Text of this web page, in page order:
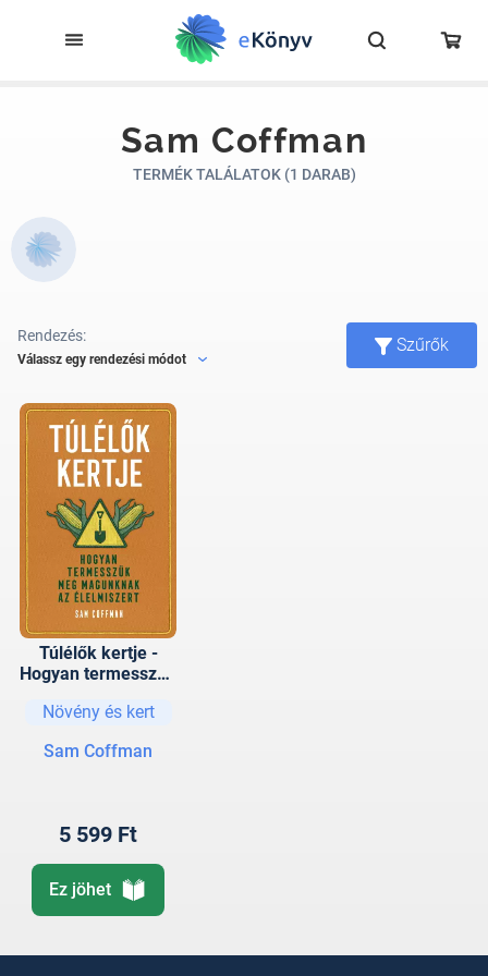
Sam Coffman
TERMÉK TALÁLATOK (1 DARAB)
Rendezés:
Válassz egy rendezési módot
Szűrők
Túlélők kertje -
Hogyan termesszük
élelmiszert
Növény és kert
Sam Coffman
5 599 Ft
Ez jöhet